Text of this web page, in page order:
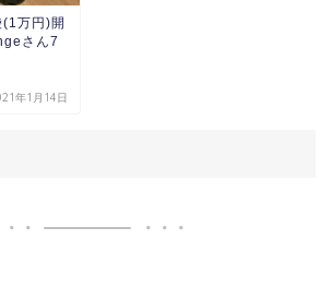
万円)開
さん7
年1月14日